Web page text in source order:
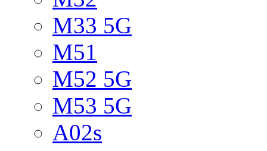
M33 5G
M51
M52 5G
M53 5G
A02s